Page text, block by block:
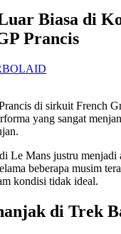
Biasa di
Prancis
di sirkuit French
yang sangat
Le Mans justru menjadi
beberapa musim
kondisi tidak ideal.
di Trek